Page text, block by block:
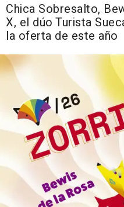
Chica Sobresalto,
X, el dúo Turista
la oferta de este año